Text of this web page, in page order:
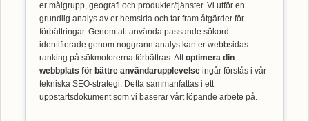
er målgrupp, geografi och produkter/tjänster. Vi utför en
grundlig analys av er hemsida och tar fram åtgärder för
förbättringar. Genom att använda passande sökord
identifierade genom noggrann analys kan er webbsidas
ranking på sökmotorerna förbättras. Attoptimera din
webbplats för bättre användarupplevelse ingår förstås i vår
tekniska SEO-strategi. Detta sammanfattas i ett
uppstartsdokument som vi baserar vårt löpande arbete på.